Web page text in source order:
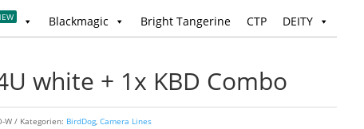
Blackmagic Bright Tangerine CTP DEITY
white + 1x KBD Combo
W Kategorien: BirdDog,Camera Lines